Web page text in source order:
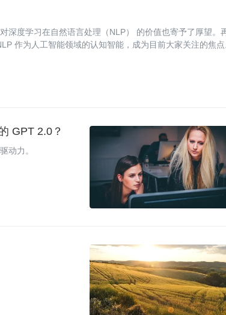
深度学习在自然语言处理（NLP） 的价值也寄予了厚望。
作为人工智能领域的认知智能，成为目前大家关注的焦
GPT 2.0？
动力。